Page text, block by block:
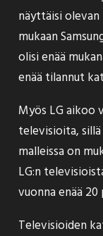
näyttäisi
mukaan
olisi enää
enää tilannut
Myös LG aikoo
televisioita,
malleissa on
LG:n
vuonna enää
Televisioiden